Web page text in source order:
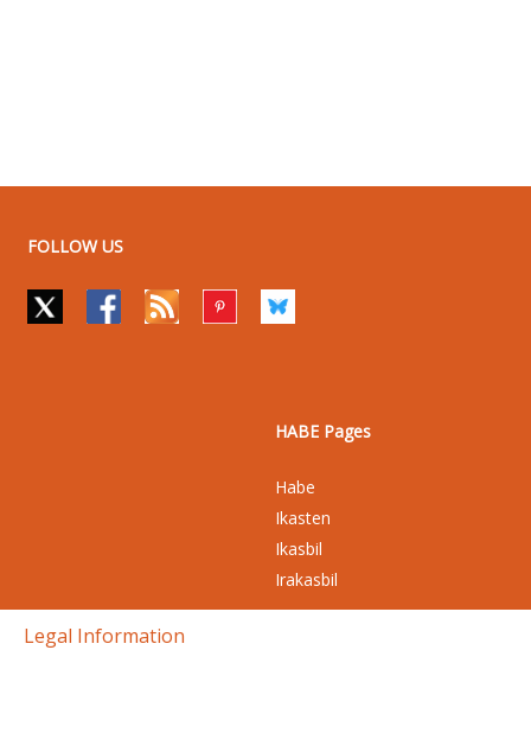
FOLLOW US
HABE Pages
Habe
Ikasten
Ikasbil
Irakasbil
Legal Information